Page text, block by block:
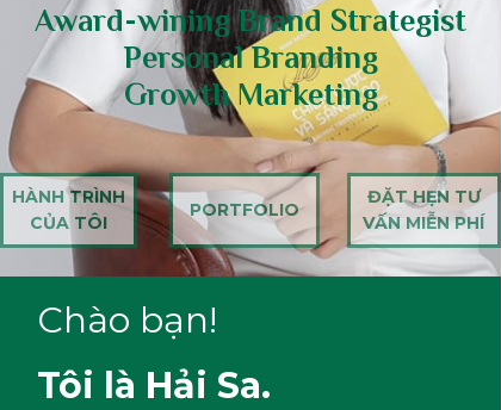
HÀNH TRÌNH
CỦA TÔI
Award-wining Brand Strategist
Personal Branding
Growth Marketing
PORTFOLIO
ĐẶT HẸN TƯ
VẤN MIỄN PHÍ
Tôi là Hải Sa.
Chào bạn!